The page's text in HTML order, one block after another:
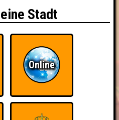
Stadt
Online